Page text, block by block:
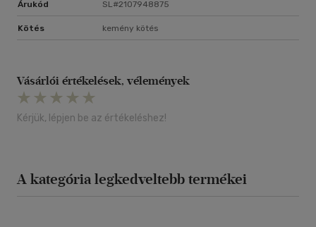
Árukód SL#2107948875
Kötés kemény kötés
Vásárlói értékelések, vélemények
Kérjük, lépjen be az értékeléshez!
A kategória legkedveltebb termékei